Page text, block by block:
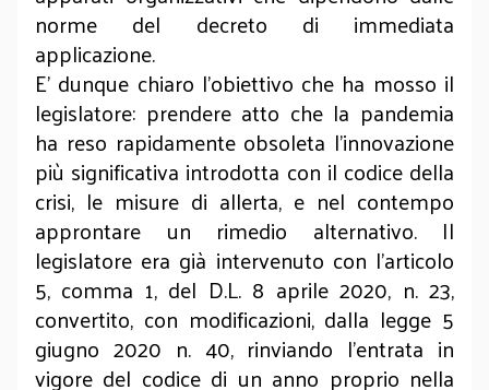
norme del decreto di immediata
applicazione.
E’ dunque chiaro l’obiettivo che ha mosso il
legislatore: prendere atto che la pandemia
ha reso rapidamente obsoleta l’innovazione
più significativa introdotta con il codice della
crisi, le misure di allerta, e nel contempo
approntare un rimedio alternativo. Il
legislatore era già intervenuto con l'articolo
5, comma 1, del D.L. 8 aprile 2020, n. 23,
convertito, con modificazioni, dalla legge 5
giugno 2020 n. 40, rinviando l’entrata in
vigore del codice di un anno proprio nella